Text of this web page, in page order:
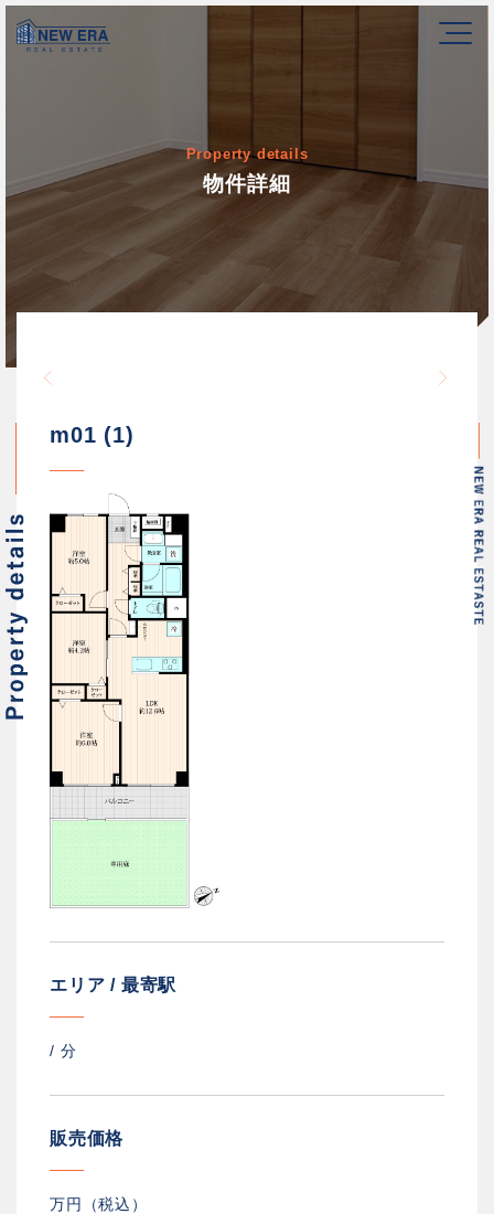
Property details
物件詳細
/home/newerakk/
m01 (1)
エリア / 最寄駅
/ 分
販売価格
万円（税込）